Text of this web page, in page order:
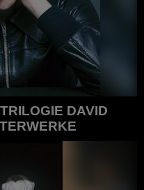
DAVID
Bowies Zeitlose